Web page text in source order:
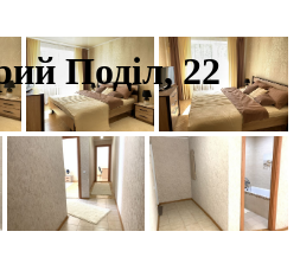
Поділ, 22